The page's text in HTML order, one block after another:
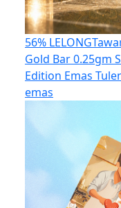
56% LELONG
Gold Bar 0.25gm
Edition Emas
emas